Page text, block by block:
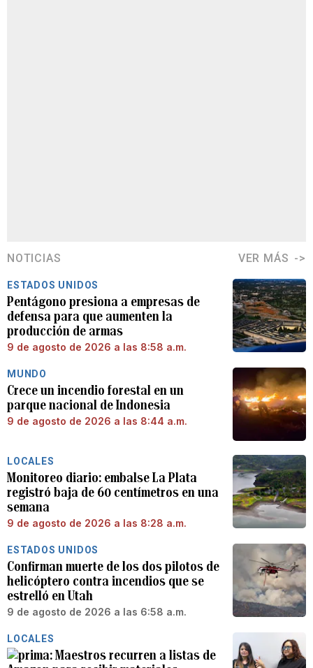
NOTICIAS VER MÁS
ESTADOS UNIDOS
Pentágono presiona a empresas de
defensa para que aumenten la
producción de armas
9 de agosto de 2026 a las 8:58 a.m.
MUNDO
Crece un incendio forestal en un
parque nacional de Indonesia
9 de agosto de 2026 a las 8:44 a.m.
LOCALES
Monitoreo diario: embalse La Plata
registró baja de 60 centímetros en una
semana
9 de agosto de 2026 a las 8:28 a.m.
ESTADOS UNIDOS
Confirman muerte de los dos pilotos de
helicóptero contra incendios que se
estrelló en Utah
9 de agosto de 2026 a las 6:58 a.m.
LOCALES
Maestros recurren a listas de